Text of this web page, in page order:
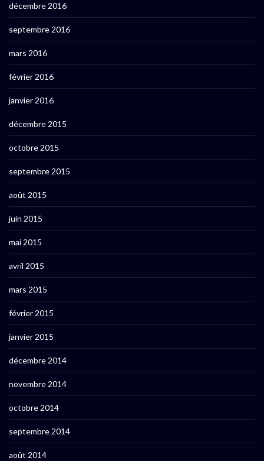
décembre 2016
septembre 2016
mars 2016
février 2016
janvier 2016
décembre 2015
octobre 2015
septembre 2015
août 2015
juin 2015
mai 2015
avril 2015
mars 2015
février 2015
janvier 2015
décembre 2014
novembre 2014
octobre 2014
septembre 2014
août 2014